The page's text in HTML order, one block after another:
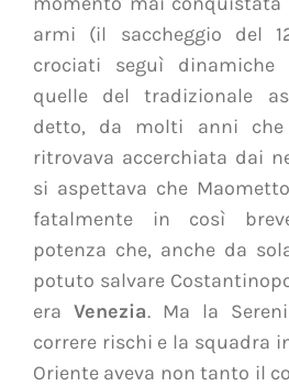
armi (il saccheggio del
crociati seguì
quelle del tradizionale
detto, da molti anni che
ritrovava accerchiata dai
si aspettava che
fatalmente in così
potenza che, anche da
potuto salvare
era Venezia. Ma la
correre rischi e la squadra
Oriente aveva non tanto il